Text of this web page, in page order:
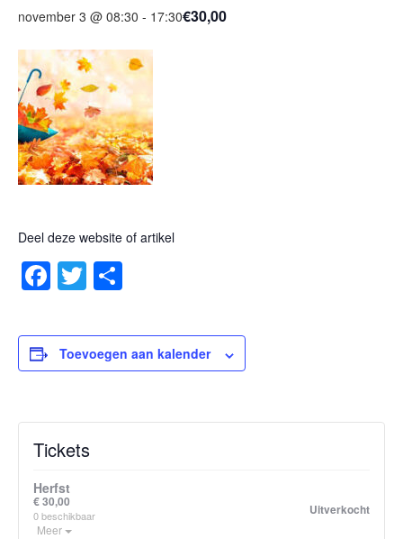
november 3 @ 08:30 - 17:30€30,00
Deel deze website of artikel
Facebook
Twitter
Toevoegen aan kalender
Tickets
Herfst
€30,00
0beschikbaar
Ticketbeschrijving openen.
Meer
Uitverkocht